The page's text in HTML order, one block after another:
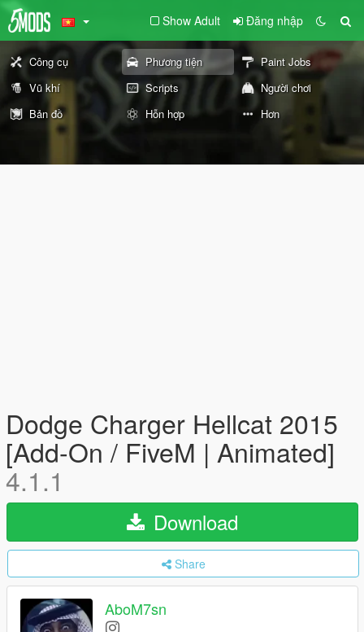
Show Adult Đăng nhập
Công cụ Phương tiện
Paint Jobs
Vũ khí
Scripts
Người chơi
Bản đồ
Hỗn hợp Hơn
Dodge Charger Hellcat 2015
[Add-On / FiveM | Animated]
4.1.1
Download
Share
AboM7sn